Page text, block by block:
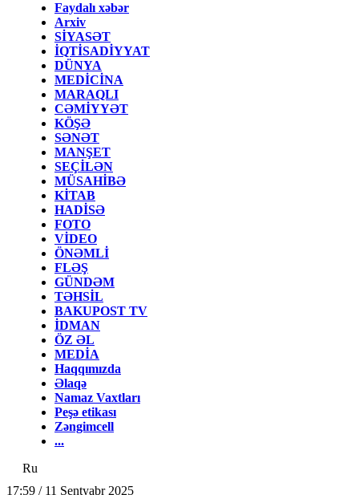
Faydalı xəbər
Arxiv
SİYASƏT
İQTİSADİYYAT
DÜNYA
MEDİCİNA
MARAQLI
CƏMİYYƏT
KÖŞƏ
SƏNƏT
MANŞET
SEÇİLƏN
MÜSAHİBƏ
KİTAB
HADİSƏ
FOTO
VİDEO
ÖNƏMLİ
FLƏŞ
GÜNDƏM
TƏHSİL
BAKUPOST TV
İDMAN
ÖZ ƏL
MEDİA
Haqqımızda
Əlaqə
Namaz Vaxtları
Peşə etikası
Zəngimcell
...
Ru
17:59 / 11 Sentyabr 2025